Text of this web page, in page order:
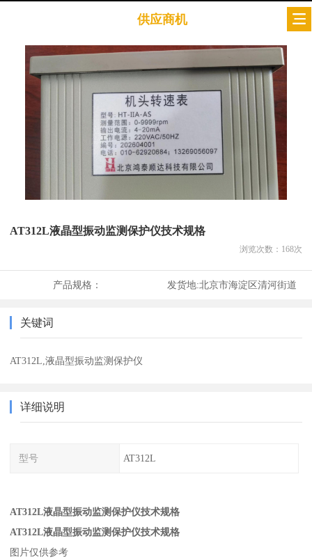
供应商机
AT312L液晶型振动监测保护仪技术规格
浏览次数： 168次
产品规格： 发货地:北京市海淀区清河街道
关键词
AT312L,液晶型振动监测保护仪
详细说明
型号 AT312L
AT312L液晶型振动监测保护仪技术规格
AT312L液晶型振动监测保护仪技术规格
图片仅供参考